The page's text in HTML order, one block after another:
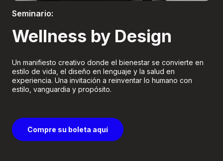
Seminario:
Wellness by Design
Un manifiesto creativo donde el bienestar se convierte en
estilo de vida, el diseño en lenguaje y la salud en
experiencia. Una invitación a reinventar lo humano con
estilo, vanguardia y propósito.
Compre su boleta aquí